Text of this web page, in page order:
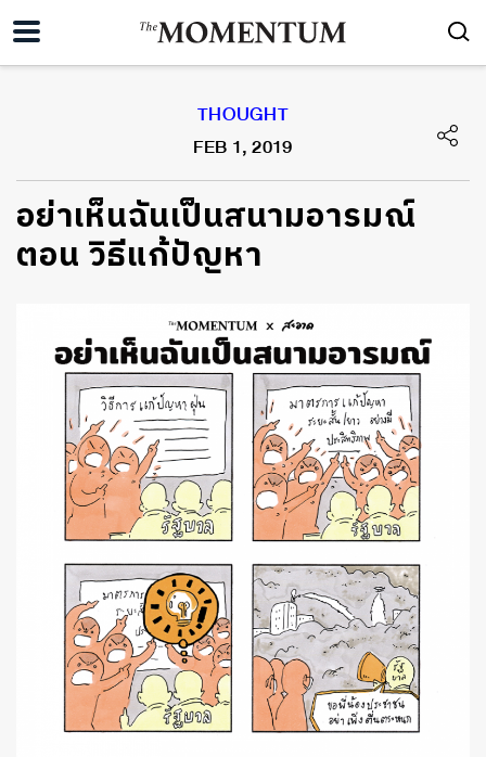
THOUGHT
FEB 1, 2019
อย่าเห็นฉันเป็นสนามอารมณ์
ตอน วิธีแก้ปัญหา